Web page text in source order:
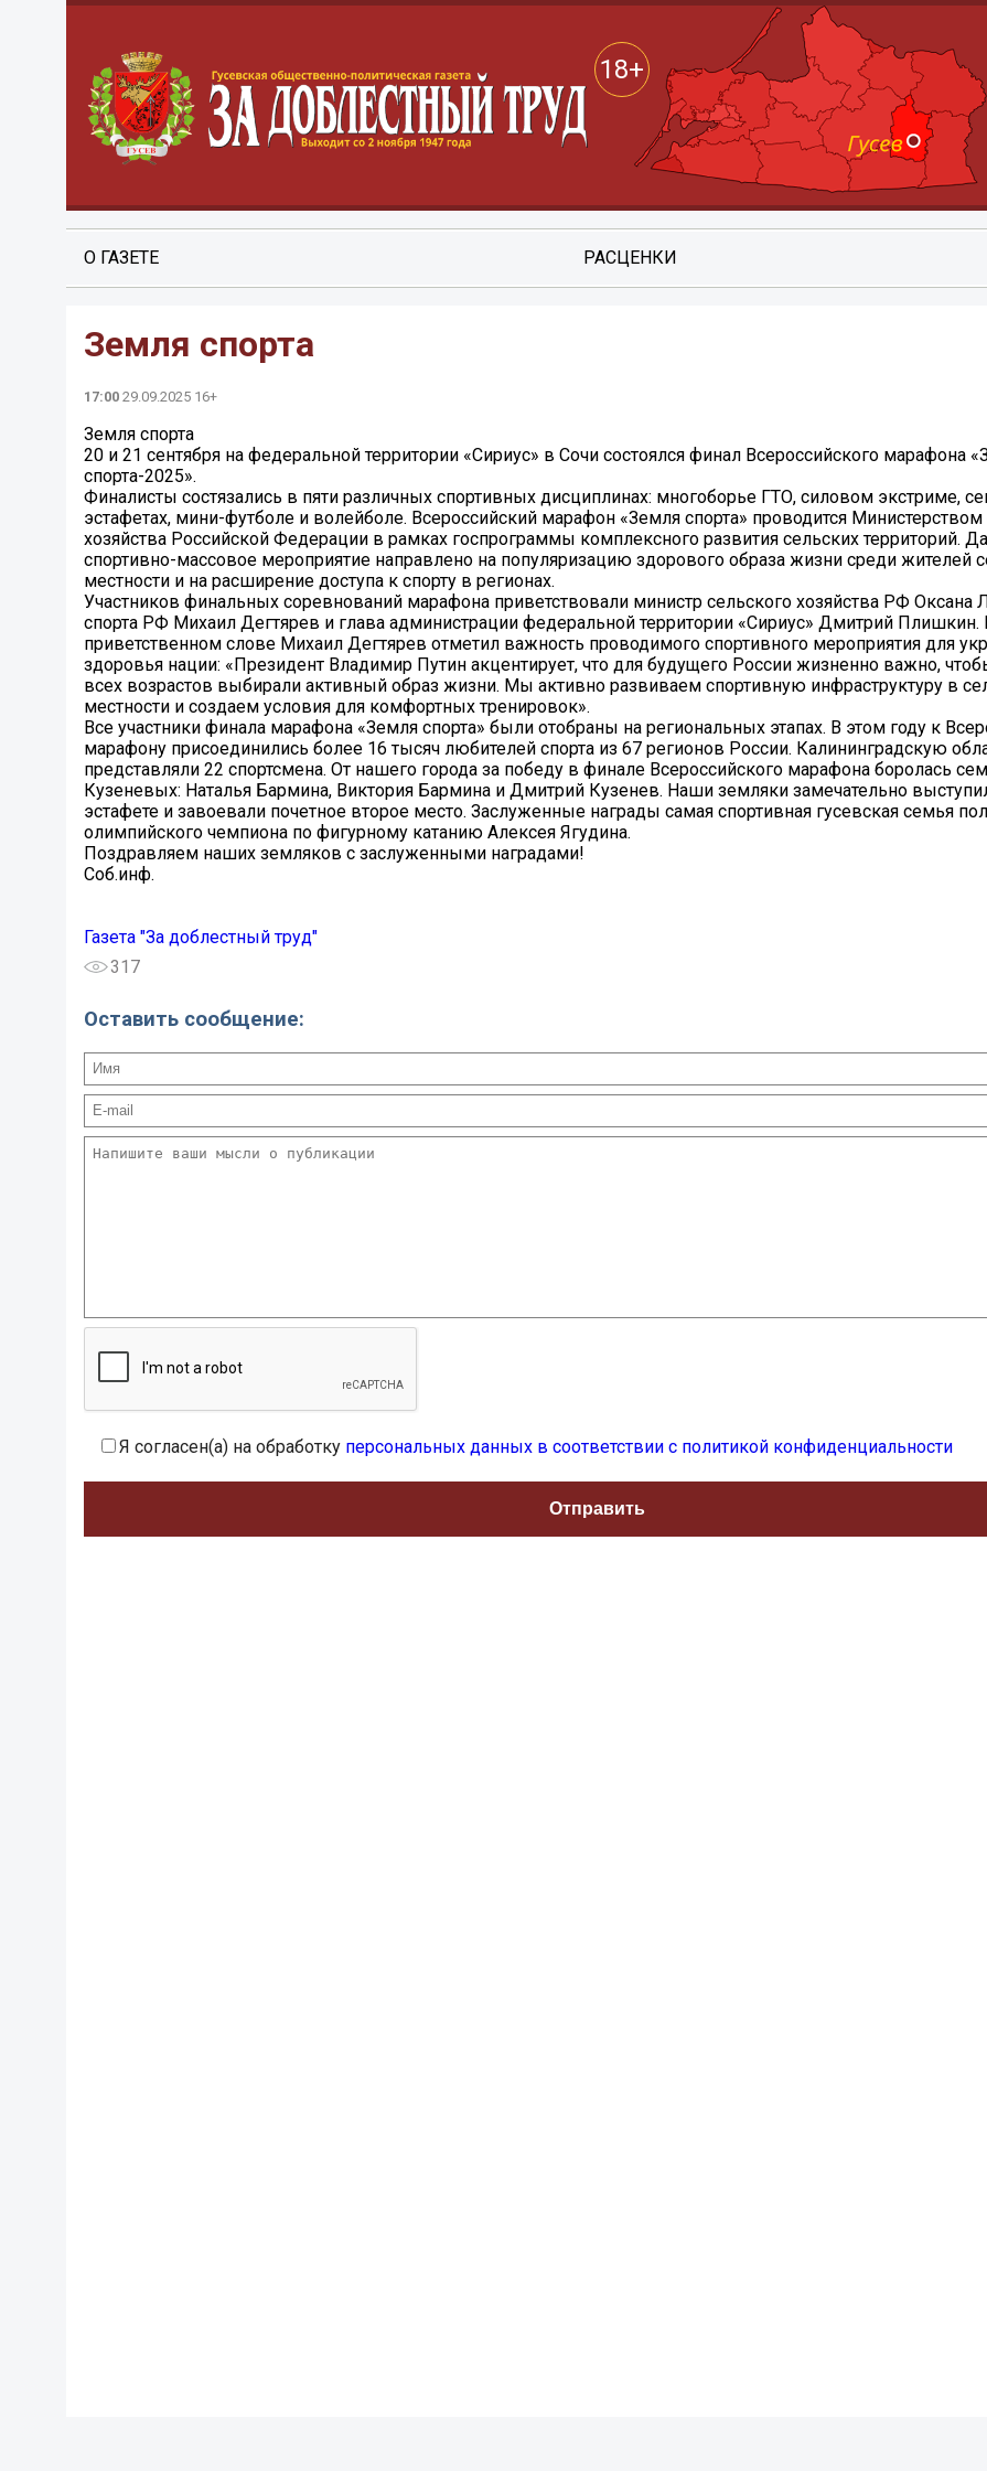
18+
О ГАЗЕТЕ РАСЦЕНКИ
Земля спорта
17:00 29.09.2025 16+
Земля спорта
20 и 21 сентября на федеральной территории «Сириус» в Сочи состоялся финал Всероссийского марафона
спорта-2025».
Финалисты состязались в пяти различных спортивных дисциплинах: многоборье ГТО, силовом экстриме,
эстафетах, мини-футболе и волейболе. Всероссийский марафон «Земля спорта» проводится Министерством
хозяйства Российской Федерации в рамках госпрограммы комплексного развития сельских территорий.
спортивно-массовое мероприятие направлено на популяризацию здорового образа жизни среди жителей
местности и на расширение доступа к спорту в регионах.
Участников финальных соревнований марафона приветствовали министр сельского хозяйства РФ Оксана
спорта РФ Михаил Дегтярев и глава администрации федеральной территории «Сириус» Дмитрий
приветственном слове Михаил Дегтярев отметил важность проводимого спортивного мероприятия для
здоровья нации: «Президент Владимир Путин акцентирует, что для будущего России жизненно важно,
всех возрастов выбирали активный образ жизни. Мы активно развиваем спортивную инфраструктуру в
местности и создаем условия для комфортных тренировок».
Все участники финала марафона «Земля спорта» были отобраны на региональных этапах. В этом году к
марафону присоединились более 16 тысяч любителей спорта из 67 регионов России. Калининградскую
представляли 22 спортсмена. От нашего города за победу в финале Всероссийского марафона боролась
Кузеневых: Наталья Бармина, Виктория Бармина и Дмитрий Кузенев. Наши земляки замечательно
эстафете и завоевали почетное второе место. Заслуженные награды самая спортивная гусевская семья
олимпийского чемпиона по фигурному катанию Алексея Ягудина.
Поздравляем наших земляков с заслуженными наградами!
Соб.инф.
Газета "За доблестный труд"
317
Оставить сообщение:
Я согласен(а) на обработку персональных данных в соответствии с политикой конфиденциальности